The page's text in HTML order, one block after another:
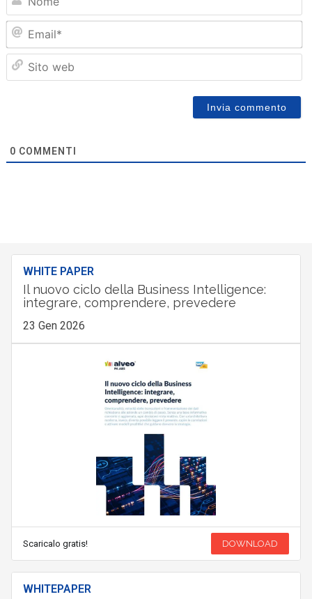
0 COMMENTI
WHITE PAPER
Il nuovo ciclo della Business Intelligence:
integrare, comprendere, prevedere
23 Gen 2026
Scaricalo gratis! DOWNLOAD
WHITEPAPER